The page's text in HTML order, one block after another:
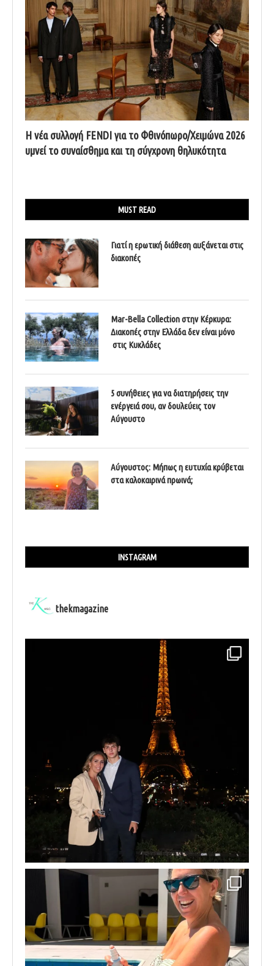
Η νέα συλλογή FENDI για το Φθινόπωρο/Χειμώνα 2026
υμνεί το συναίσθημα και τη σύγχρονη θηλυκότητα
MUST READ
Γιατί η ερωτική διάθεση αυξάνεται στις
διακοπές
Mar-Bella Collection στην Κέρκυρα:
Διακοπές στην Ελλάδα δεν είναι μόνο
στις Κυκλάδες
5 συνήθειες για να διατηρήσεις την
ενέργειά σου, αν δουλεύεις τον
Αύγουστο
Αύγουστος: Μήπως η ευτυχία κρύβεται
στα καλοκαιρινά πρωινά;
INSTAGRAM
thekmagazine